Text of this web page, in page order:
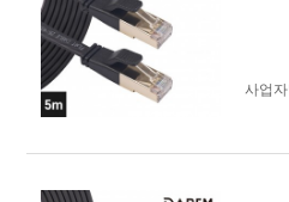
사업